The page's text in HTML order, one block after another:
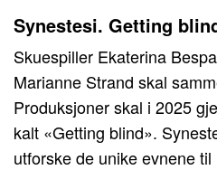
Synestesi. Getting
Skuespiller Ekaterina
Marianne Strand skal
Produksjoner skal i 2025
kalt «Getting blind».
utforske de unike evnene